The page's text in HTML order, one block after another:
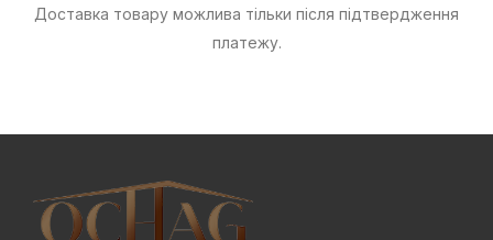
Доставка товару можлива тільки після підтвердження
платежу.